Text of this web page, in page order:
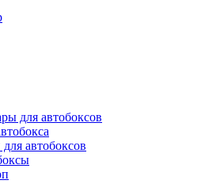
для автобоксов
для автобоксов